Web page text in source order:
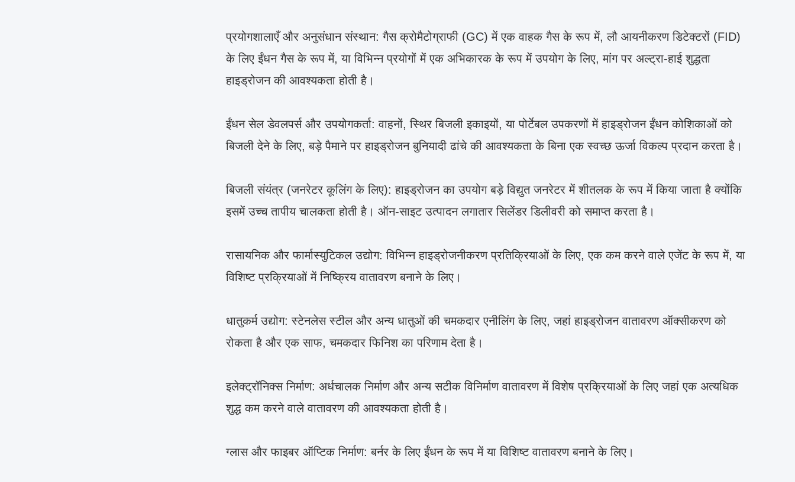
प्रयोगशालाएँ और अनुसंधान संस्थान: गैस क्रोमैटोग्राफी (GC) में एक वाहक गैस के रूप में, लौ आयनीकरण डिटेक्टरों (FID)
के लिए ईंधन गैस के रूप में, या विभिन्न प्रयोगों में एक अभिकारक के रूप में उपयोग के लिए, मांग पर अल्ट्रा-हाई शुद्धता
हाइड्रोजन की आवश्यकता होती है।
ईंधन सेल डेवलपर्स और उपयोगकर्ता: वाहनों, स्थिर बिजली इकाइयों, या पोर्टेबल उपकरणों में हाइड्रोजन ईंधन कोशिकाओं को
बिजली देने के लिए, बड़े पैमाने पर हाइड्रोजन बुनियादी ढांचे की आवश्यकता के बिना एक स्वच्छ ऊर्जा विकल्प प्रदान करता है।
बिजली संयंत्र (जनरेटर कूलिंग के लिए): हाइड्रोजन का उपयोग बड़े विद्युत जनरेटर में शीतलक के रूप में किया जाता है क्योंकि
इसमें उच्च तापीय चालकता होती है। ऑन-साइट उत्पादन लगातार सिलेंडर डिलीवरी को समाप्त करता है।
रासायनिक और फार्मास्युटिकल उद्योग: विभिन्न हाइड्रोजनीकरण प्रतिक्रियाओं के लिए, एक कम करने वाले एजेंट के रूप में, या
विशिष्ट प्रक्रियाओं में निष्क्रिय वातावरण बनाने के लिए।
धातुकर्म उद्योग: स्टेनलेस स्टील और अन्य धातुओं की चमकदार एनीलिंग के लिए, जहां हाइड्रोजन वातावरण ऑक्सीकरण को
रोकता है और एक साफ, चमकदार फिनिश का परिणाम देता है।
इलेक्ट्रॉनिक्स निर्माण: अर्धचालक निर्माण और अन्य सटीक विनिर्माण वातावरण में विशेष प्रक्रियाओं के लिए जहां एक अत्यधिक
शुद्ध कम करने वाले वातावरण की आवश्यकता होती है।
ग्लास और फाइबर ऑप्टिक निर्माण: बर्नर के लिए ईंधन के रूप में या विशिष्ट वातावरण बनाने के लिए।